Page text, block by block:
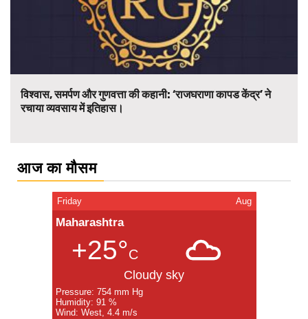
विश्वास, समर्पण और गुणवत्ता की कहानी: ‘राजघराणा कापड केंद्र’ ने
रचाया व्यवसाय में इतिहास।
आज का मौसम
Friday Aug
Maharashtra
+25°C
Cloudy sky
Pressure: 754 mm Hg
Humidity: 91 %
Wind: West, 4.4 m/s